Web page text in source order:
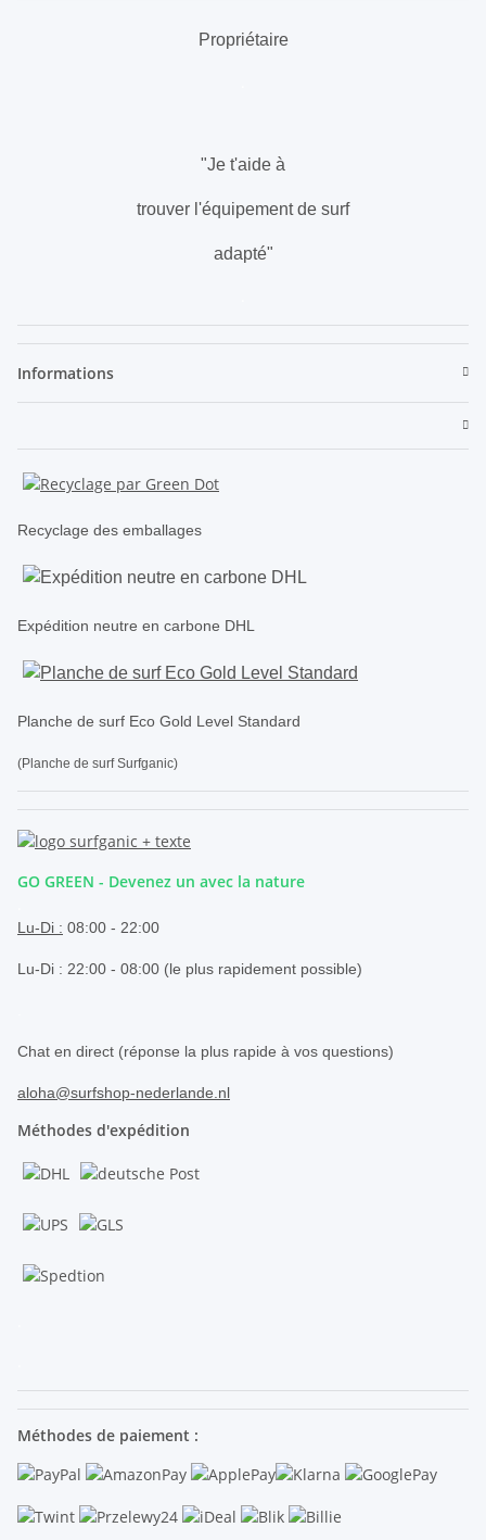
Propriétaire
"Je t'aide à
trouver l'équipement de surf
adapté"
Informations
Recyclage des emballages
Expédition neutre en carbone DHL
Planche de surf Eco Gold Level Standard
(Planche de surf Surfganic)
GO GREEN - Devenez un avec la nature
Lu-Di : 08:00 - 22:00
Lu-Di : 22:00 - 08:00 (le plus rapidement possible)
Chat en direct (réponse la plus rapide à vos questions)
aloha@surfshop-nederlande.nl
Méthodes d'expédition
Méthodes de paiement :